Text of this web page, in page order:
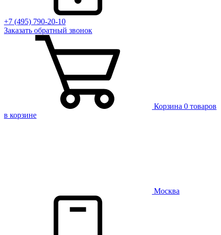
+7 (495) 790-20-10
Заказать обратный звонок
Корзина 0 товаров
в корзине
Москва